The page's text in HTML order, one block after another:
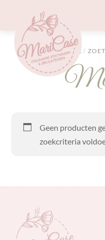
content
HOME /
Geen producten
zoekcriteria